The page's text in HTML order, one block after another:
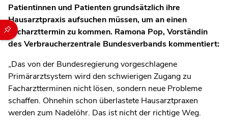
Durch die folgenden Buttons können Sie direkt auf einen
Patientinnen und Patienten grundsätzlich ihre
Hausarztpraxis aufsuchen müssen, um an einen
Facharzttermin zu kommen. Ramona Pop, Vorständin
des Verbraucherzentrale Bundesverbands kommentiert:
„Das von der Bundesregierung vorgeschlagene
Primärarztsystem wird den schwierigen Zugang zu
Facharztterminen nicht lösen, sondern neue Probleme
schaffen. Ohnehin schon überlastete Hausarztpraxen
werden zum Nadelöhr. Das ist nicht der richtige Weg.